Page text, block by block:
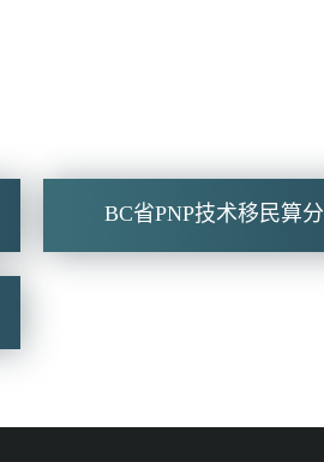
BC省PNP技术移民算分